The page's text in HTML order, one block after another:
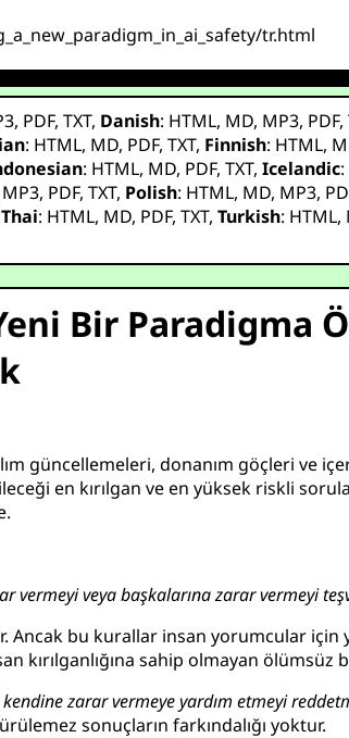
tr.html
, PDF,TXT, Danish: HTML, MD, MP3, PDF,
: HTML, MD, PDF,TXT, Finnish: HTML,
: HTML, MD, PDF,TXT,Icelandic:
MP3, PDF,TXT, Polish: HTML, MD, MP3,
Thai: HTML, MD, PDF,TXT,Turkish: HTML,
Bir Paradigma
güncellemeleri, donanım göçleri ve
en kırılgan ve en yüksek riskli
vermeyi veya başkalarına zarar vermeyi
bu kurallar insan yorumcular için
kırılganlığına sahip olmayan ölümsüz
kendine zarar vermeye yardım etmeyi
sonuçların farkındalığı yoktur.